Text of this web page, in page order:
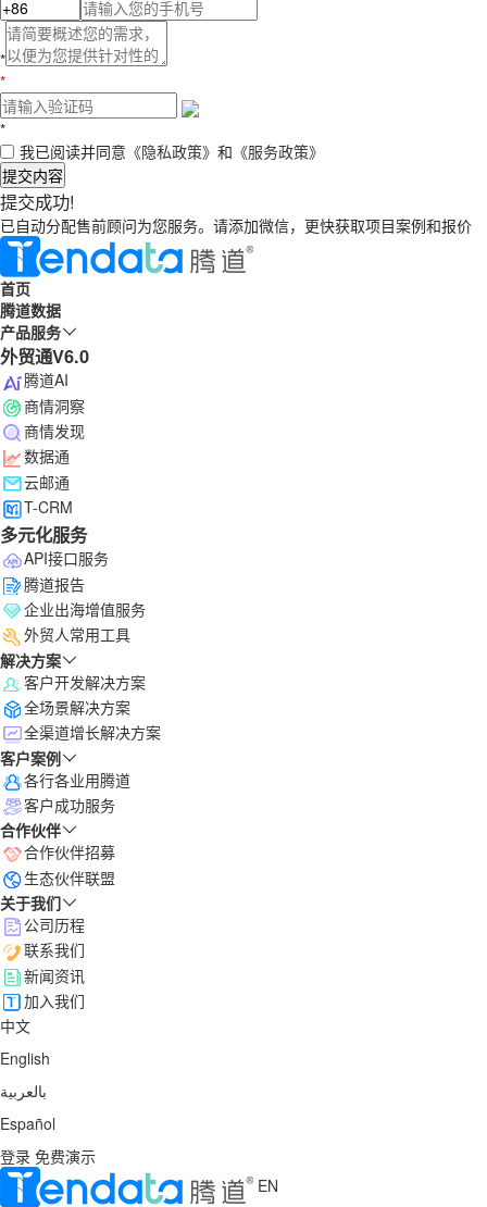
*
*
*
我已阅读并同意 《隐私政策》 和 《服务政策》
提交内容
提交成功!
已自动分配售前顾问为您服务。请添加微信，更快获取项目案例和报价
首页
腾道数据
产品服务
外贸通V6.0
腾道AI
商情洞察
商情发现
数据通
云邮通
T-CRM
多元化服务
API接口服务
腾道报告
企业出海增值服务
外贸人常用工具
解决方案
客户开发解决方案
全场景解决方案
全渠道增长解决方案
客户案例
各行各业用腾道
客户成功服务
合作伙伴
合作伙伴招募
生态伙伴联盟
关于我们
公司历程
联系我们
新闻资讯
加入我们
中文
English
بالعربية
Español
登录 免费演示
EN